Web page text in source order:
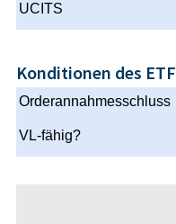
UCITS
Konditionen des ETF
Orderannahmesschluss
VL-fähig?